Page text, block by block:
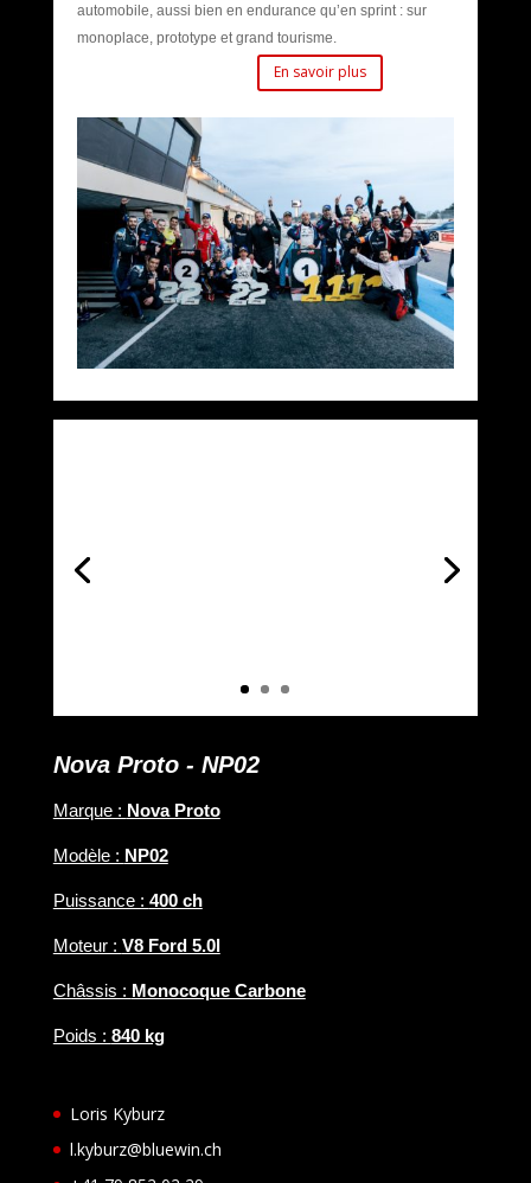
automobile, aussi bien en endurance qu’en sprint : sur
monoplace, prototype et grand tourisme.
En savoir plus
Nova Proto - NP02
Marque : Nova Proto
Modèle : NP02
Puissance : 400 ch
Moteur : V8 Ford 5.0l
Châssis : Monocoque Carbone
Poids : 840 kg
Loris Kyburz
l.kyburz@bluewin.ch